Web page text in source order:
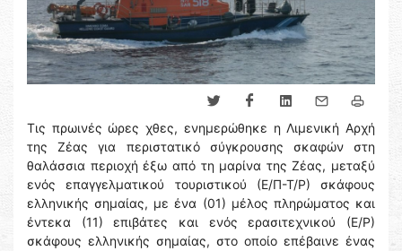
Τις πρωινές ώρες χθες, ενημερώθηκε η Λιμενική Αρχή
της Ζέας για περιστατικό σύγκρουσης σκαφών στη
θαλάσσια περιοχή έξω από τη μαρίνα της Ζέας, μεταξύ
ενός επαγγελματικού τουριστικού (Ε/Π-Τ/Ρ) σκάφους
ελληνικής σημαίας, με ένα (01) μέλος πληρώματος και
έντεκα (11) επιβάτες και ενός ερασιτεχνικού (Ε/Ρ)
σκάφους ελληνικής σημαίας, στο οποίο επέβαινε ένας